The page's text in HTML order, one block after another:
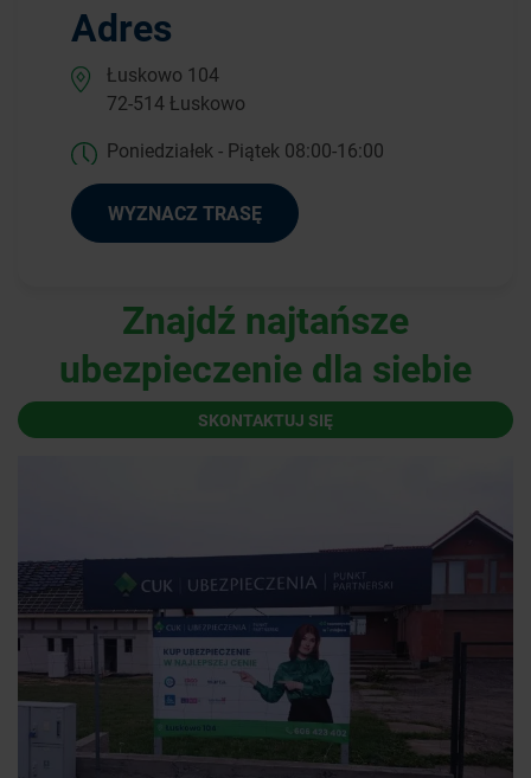
Adres
Łuskowo 104
72-514 Łuskowo
Poniedziałek - Piątek 08:00-16:00
WYZNACZ TRASĘ
Znajdź najtańsze
ubezpieczenie dla siebie
SKONTAKTUJ SIĘ